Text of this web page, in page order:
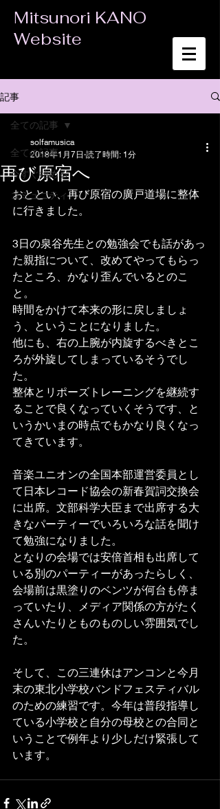
Mitsunori KANO
Website
記事
全ての記事
今すぐ始める
コミュニティ
全ての記事
再び原宿へ
solfamusica
2018年1月7日 読了時間: 1分
おととい、再び原宿の廣戸道場に整体
に行きました。
3日の泉谷先生との勉強会でも話があっ
た親指について、改めてやってもらっ
たところ、かなり歪んでいるとのこ
と。
時間をかけて本来の形に戻しましょ
う、ということになりました。
他にも、右の上腕が内旋するべきとこ
ろが外旋してしまっているそうでし
た。
整体とリポーズトレーニングを継続す
ることで良くなっていくそうです、と
いうかいまの時点でもかなり良くなっ
てきています。
音楽ユニオンの全国本部運営委員とし
て日本レコード協会の新春賀詞交換会
に出席。文部科学大臣まで出席する大
きなパーティーでいろいろな話を聞け
て勉強になりました。
となりの会場では安倍首相も出席して
いる別のパーティーがあったらしく、
会場前は黒塗りのベンツが何台も停ま
っていたり、メディア関係の方がたく
さんいたりとものものしい雰囲気でし
た。
そして、この三連休はアンコンと今月
末の東北小学校バンドフェスティバル
のための練習です。今年は普段指導し
ている小学校と自分の母校との合同と
いうことで例年より少しだけ緊張して
います。